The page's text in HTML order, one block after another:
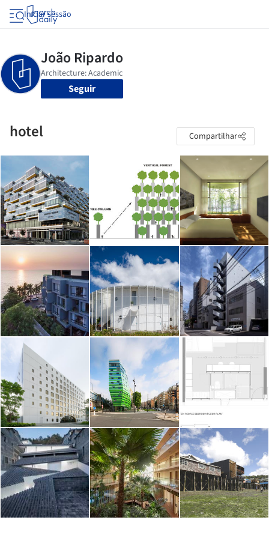
Iniciar sessão
Seguir
hotel Compartilhar